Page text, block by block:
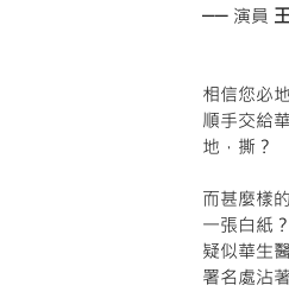
── 演員
相信您必
順手交給
地，撕？
而甚麼樣
一張白紙
疑似華生
署名處沾